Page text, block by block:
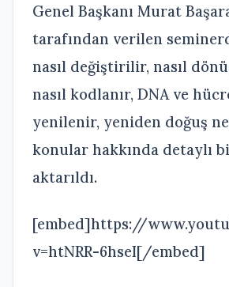
Genel Başkanı Murat
tarafından verilen
nasıl değiştirilir, nasıl
nasıl kodlanır, DNA ve
yenilenir, yeniden doğuş
konular hakkında detaylı
aktarıldı.
[embed]https://
v=htNRR-6hseI[/embed]